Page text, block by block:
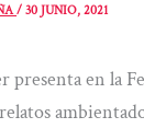
/30 JUNIO, 2021
presenta en la